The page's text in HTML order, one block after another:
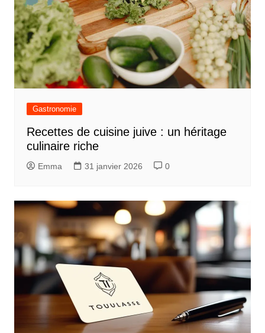
Gastronomie
Recettes de cuisine juive : un héritage
culinaire riche
Emma 31 janvier 2026 0